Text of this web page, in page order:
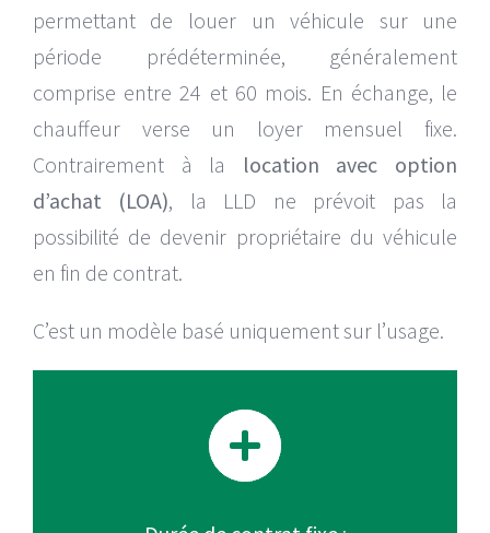
permettant de louer un véhicule sur une
période prédéterminée, généralement
comprise entre 24 et 60 mois. En échange, le
chauffeur verse un loyer mensuel fixe.
Contrairement à la location avec option
d’achat (LOA), la LLD ne prévoit pas la
possibilité de devenir propriétaire du véhicule
en fin de contrat.
C’est un modèle basé uniquement sur l’usage.